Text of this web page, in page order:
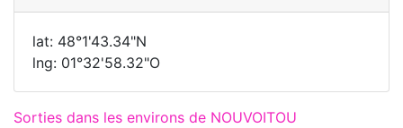
lat: 48°1'43.34"N
lng: 01°32'58.32"O
Sorties dans les environs de NOUVOITOU